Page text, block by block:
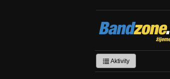
Bandzone.cz
žijeme hudbou
Aktivity